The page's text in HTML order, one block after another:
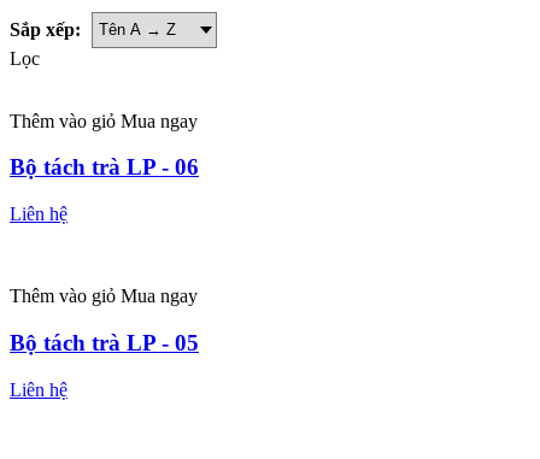
Sắp xếp:
Lọc
Thêm vào giỏ Mua ngay
Bộ tách trà LP - 06
Liên hệ
Thêm vào giỏ Mua ngay
Bộ tách trà LP - 05
Liên hệ